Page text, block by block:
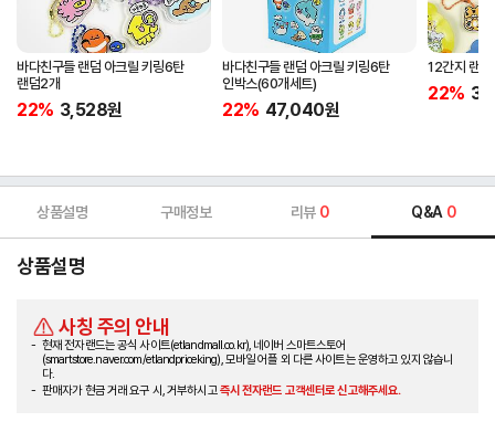
바다친구들 랜덤 아크릴 키링6탄
랜덤2개
22% 3,528원
바다친구들 랜덤 아크릴 키링6탄
인박스(60개세트)
22% 47,040원
12간지 랜
22%
상품설명 구매정보 리뷰 0 Q&A 0
상품설명
사칭 주의 안내
현재 전자랜드는 공식 사이트(etlandmall.co.kr), 네이버 스마트스토어
(smartstore.naver.com/etlandpriceking), 모바일 어플 외 다른 사이트는 운영하고 있지 않습니
다.
판매자가 현금 거래 요구 시, 거부하시고즉시 전자랜드 고객센터로 신고해주세요.